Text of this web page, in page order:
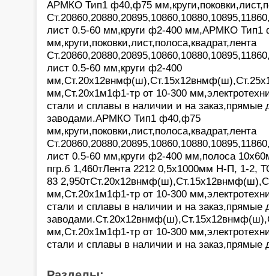
АРМКО Тип1 ф40,ф75
лист 0.5-60 мм,круги ф2-400 мм,АРМКО Тип1
мм,круги,поковки,лист,полоса,квадрат,лента
лист 0.5-60 мм,круги ф2-400
мм,Ст.20х1м1ф1-тр от 10-300
стали и сплавы в наличии и на заказ,прямые
заводами.АРМКО Тип1 ф40,ф75
мм,круги,поковки,лист,полоса,квадрат,лента
лист 0.5-60 мм,круги ф2-400 мм,полоса
пгр.б 1,460тЛента 2212 0,5х1000мм Н-П, 1-
83
мм,Ст.20х1м1ф1-тр от 10-300
стали и сплавы в наличии и на заказ,прямые
мм,Ст.20х1м1ф1-тр от 10-300
стали и сплавы в наличии и на заказ,прямые